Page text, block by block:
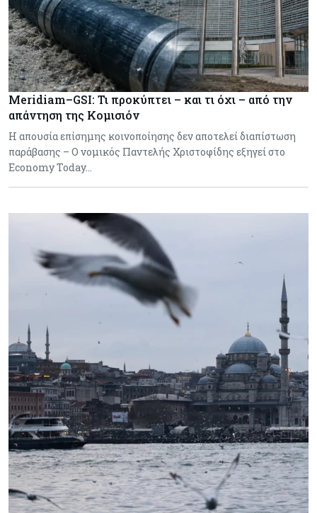
Meridiam–GSI: Τι προκύπτει – και τι όχι – από την
απάντηση της Κομισιόν
Η απουσία επίσημης κοινοποίησης δεν αποτελεί διαπίστωση
παράβασης – Ο νομικός Παντελής Χριστοφίδης εξηγεί στο
Economy Today…